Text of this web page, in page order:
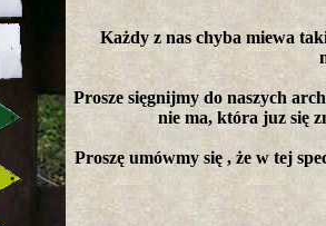
Każdy z nas chyba miewa
Prosze sięgnijmy do naszych
nie ma, która juz się
Proszę umówmy się , że w tej